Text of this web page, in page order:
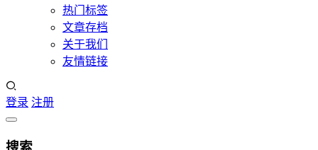
热门标签
文章存档
关于我们
友情链接
登录 注册
搜索